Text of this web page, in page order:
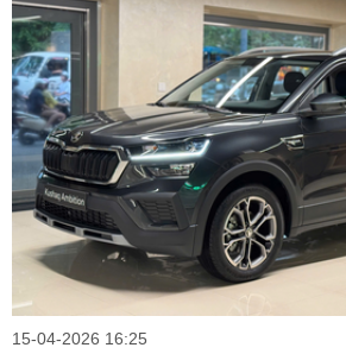
15-04-2026 16:25